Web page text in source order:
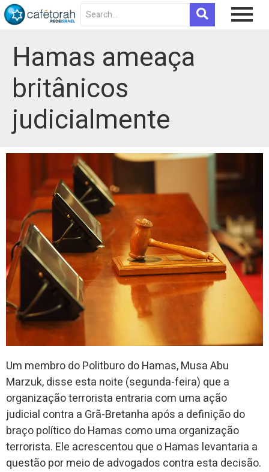
Hamas ameaça
britânicos
judicialmente
Um membro do Politburo do Hamas, Musa Abu
Marzuk, disse esta noite (segunda-feira) que a
organização terrorista entraria com uma ação
judicial contra a Grã-Bretanha após a definição do
braço político do Hamas como uma organização
terrorista. Ele acrescentou que o Hamas levantaria a
questão por meio de advogados contra esta decisão.